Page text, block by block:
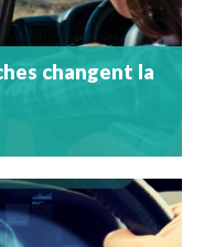
changent la